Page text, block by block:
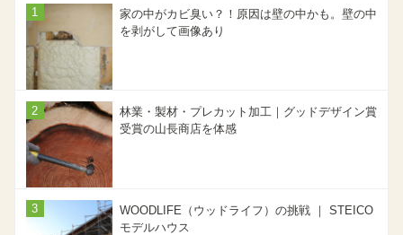
家の中がカビ臭い？！原因は壁の中かも。壁の中
を剥がして画像あり
林業・製材・プレカット加工｜グッドデザイン賞
受賞の山長商店を体感
WOODLIFE（ウッドライフ）の挑戦 ｜ STEICO
モデルハウス